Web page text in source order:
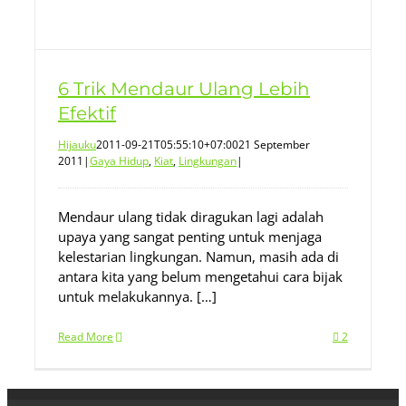
6 Trik Mendaur Ulang Lebih
Efektif
Hijauku2011-09-21T05:55:10+07:0021 September
2011 |Gaya Hidup, Kiat, Lingkungan|
Mendaur ulang tidak diragukan lagi adalah
upaya yang sangat penting untuk menjaga
kelestarian lingkungan. Namun, masih ada di
antara kita yang belum mengetahui cara bijak
untuk melakukannya. […]
Read More 2